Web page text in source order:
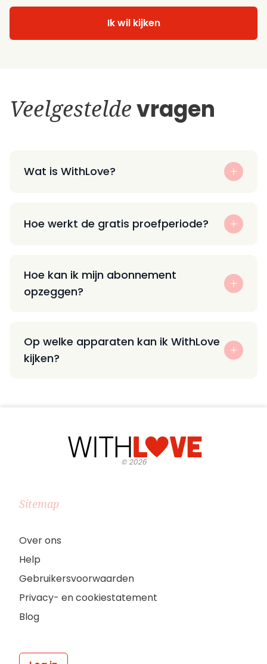
Ik wil kijken
Veelgesteldevragen
Wat is WithLove?
Hoe werkt de gratis proefperiode?
Hoe kan ik mijn abonnement
opzeggen?
Op welke apparaten kan ik WithLove
kijken?
©2026
Sitemap
Over ons
Help
Gebruikersvoorwaarden
Privacy- en cookiestatement
Blog